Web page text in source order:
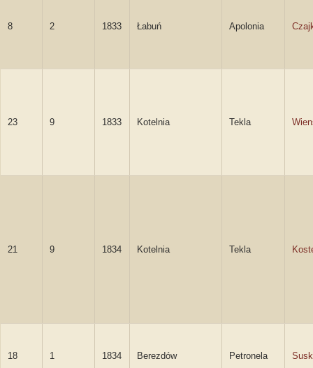
8 2 1833 Łabuń Apolonia
23 9 1833 Kotelnia Tekla
21 9 1834 Kotelnia Tekla
18 1 1834 Berezdów Petronela